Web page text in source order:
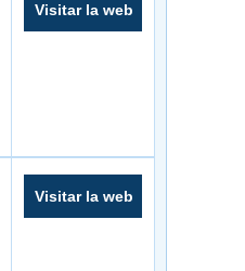
Visitar la web
Visitar la web